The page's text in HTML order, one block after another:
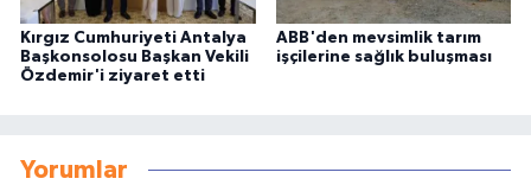
Kırgız Cumhuriyeti Antalya
Başkonsolosu Başkan Vekili
Özdemir'i ziyaret etti
ABB'den mevsimlik tarım
işçilerine sağlık buluşması
Yorumlar